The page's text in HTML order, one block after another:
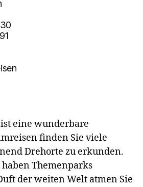
eine wunderbare
finden Sie viele
Drehorte zu erkunden.
Themenparks
der weiten Welt atmen Sie